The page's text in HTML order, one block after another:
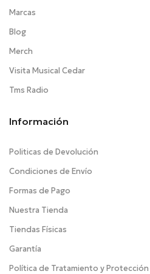
Marcas
Blog
Merch
Visita Musical Cedar
Tms Radio
Información
Politicas de Devolución
Condiciones de Envío
Formas de Pago
Nuestra Tienda
Tiendas Físicas
Garantía
Política de Tratamiento y